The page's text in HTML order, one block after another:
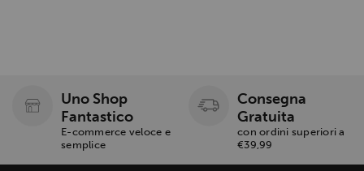
Uno Shop
Fantastico
E-commerce veloce e
semplice
Consegna
Gratuita
con ordini superiori a
€39,99